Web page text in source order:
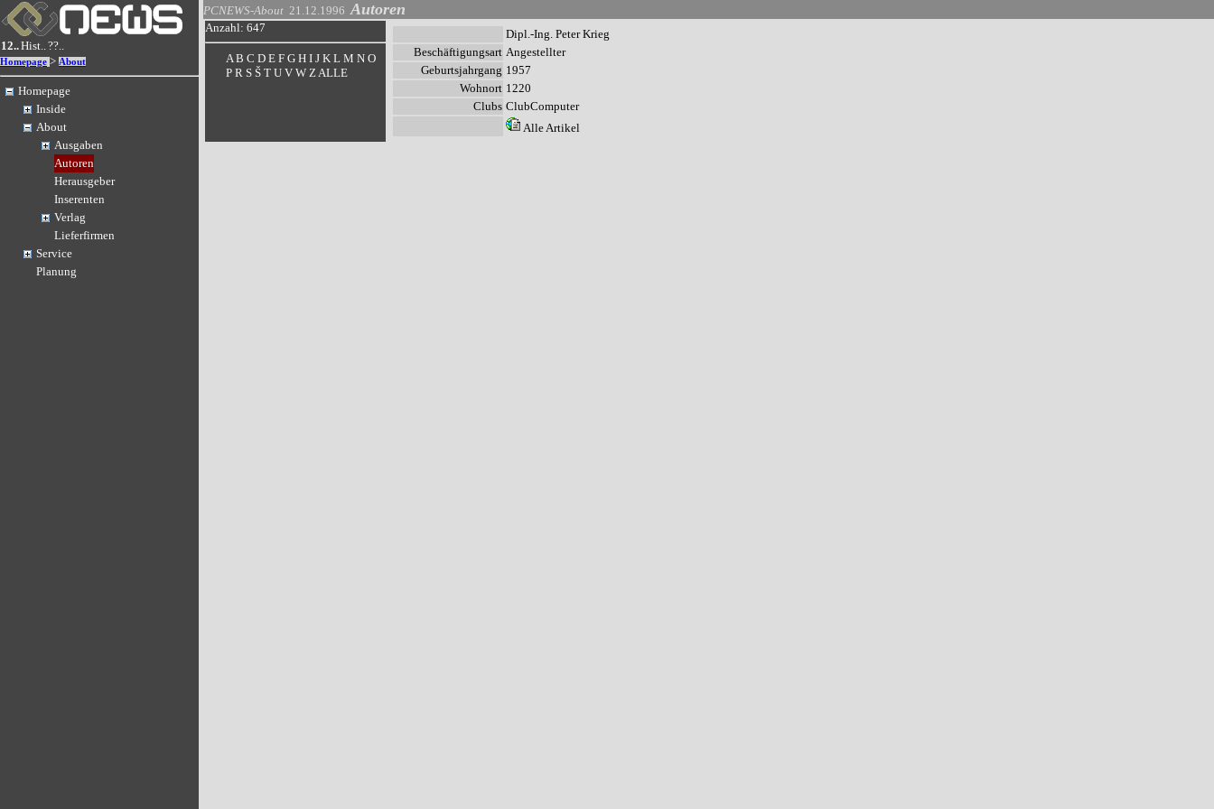
12..Hist..??..
Homepage > About
Homepage
Inside
About
Ausgaben
Autoren
Herausgeber
Inserenten
Verlag
Lieferfirmen
Service
Planung
PCNEWS-About 21.12.1996 Autoren
Anzahl: 647
A B C D E F G H I J K L M N O
P R S Š T U V W ZALLE
Dipl.-Ing. Peter Krieg
Beschäftigungsart Angestellter
Geburtsjahrgang 1957
Wohnort 1220
Clubs ClubComputer
Alle Artikel